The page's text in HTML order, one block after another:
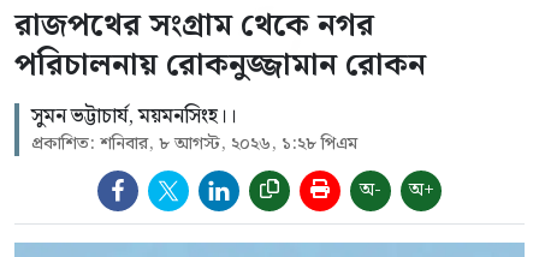
রাজপথের সংগ্রাম থেকে নগর
পরিচালনায় রোকনুজ্জামান রোকন
সুমন ভট্টাচার্য, ময়মনসিংহ।।
প্রকাশিত: শনিবার, ৮ আগস্ট, ২০২৬, ১:২৮ পিএম
অ- অ+